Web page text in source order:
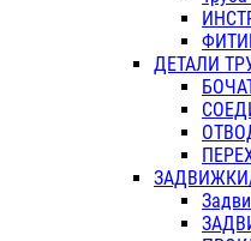
ДЕТАЛИ